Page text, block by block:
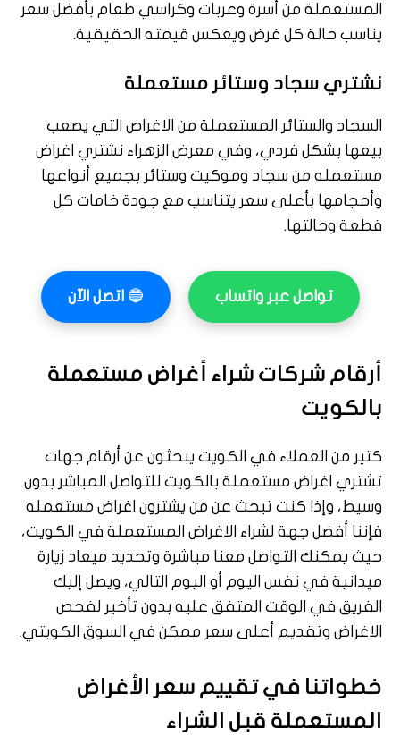
المستعملة من أسرة وعربات وكراسي طعام بأفضل سعر
يناسب حالة كل غرض ويعكس قيمته الحقيقية.
نشتري سجاد وستائر مستعملة
السجاد والستائر المستعملة من الاغراض التي يصعب
بيعها بشكل فردي، وفي معرض الزهراء نشتري اغراض
مستعمله من سجاد وموكيت وستائر بجميع أنواعها
وأحجامها بأعلى سعر يتناسب مع جودة خامات كل
قطعة وحالتها.
تواصل عبر واتساب 🔵اتصل الآن
أرقام شركات شراء أغراض مستعملة
بالكويت
كتير من العملاء في الكويت يبحثون عن أرقام جهات
تشتري اغراض مستعملة بالكويت للتواصل المباشر بدون
وسيط، وإذا كنت تبحث عن من يشترون اغراض مستعمله
فإننا أفضل جهة لشراء الاغراض المستعملة في الكويت،
حيث يمكنك التواصل معنا مباشرة وتحديد ميعاد زيارة
ميدانية في نفس اليوم أو اليوم التالي، ويصل إليك
الفريق في الوقت المتفق عليه بدون تأخير لفحص
الاغراض وتقديم أعلى سعر ممكن في السوق الكويتي.
خطواتنا في تقييم سعر الأغراض
المستعملة قبل الشراء